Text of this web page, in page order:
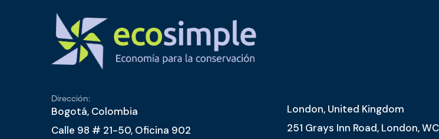
Dirección:
Bogotá, Colombia
Calle 98 # 21-50, Oficina 902
London, United Kingdom
251 Grays Inn Road, London,